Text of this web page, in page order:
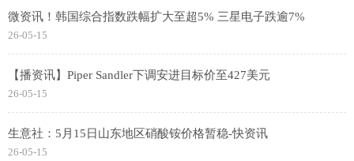
微资讯！韩国综合指数跌幅扩大至超5% 三星电子跌逾7%
26-05-15
【播资讯】Piper Sandler下调安进目标价至427美元
26-05-15
生意社：5月15日山东地区硝酸铵价格暂稳-快资讯
26-05-15